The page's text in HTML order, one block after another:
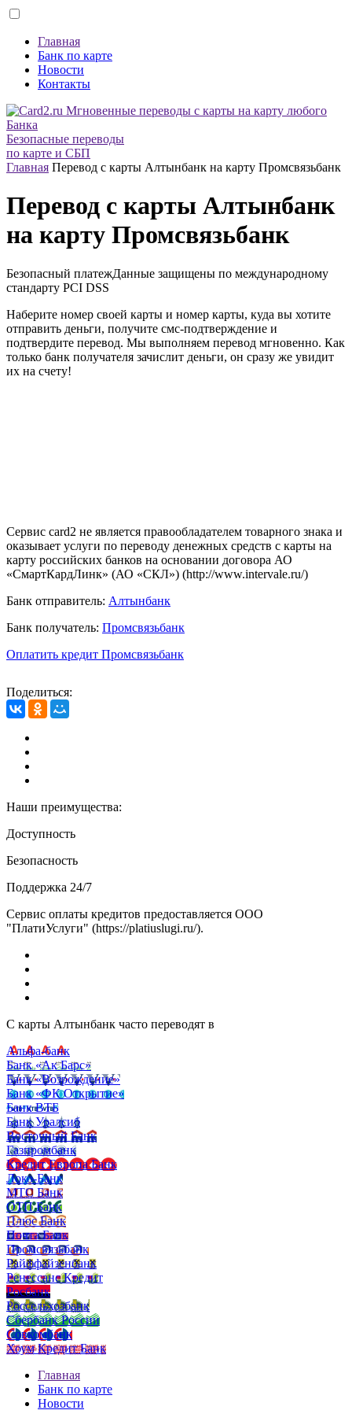
Главная
Банк по карте
Новости
Контакты
Безопасные переводы
по карте и СБП
Главная Перевод с карты Алтынбанк на карту Промсвязьбанк
Перевод с карты Алтынбанк
на карту Промсвязьбанк
Безопасный платежДанные защищены по международному
стандарту PCI DSS
Наберите номер своей карты и номер карты, куда вы хотите
отправить деньги, получите смс-подтверждение и
подтвердите перевод. Мы выполняем перевод мгновенно. Как
только банк получателя зачислит деньги, он сразу же увидит
их на счету!
Сервис card2 не является правообладателем товарного знака и
оказывает услуги по переводу денежных средств с карты на
карту российских банков на основании договора АО
«СмартКардЛинк» (АО «СКЛ») (http://www.intervale.ru/)
Банк отправитель: Алтынбанк
Банк получатель: Промсвязьбанк
Оплатить кредит Промсвязьбанк
Поделиться:
Наши преимущества:
Доступность
Безопасность
Поддержка 24/7
Сервис оплаты кредитов предоставляется ООО
"ПлатиУслуги" (https://platiuslugi.ru/).
С карты Алтынбанк часто переводят в
Альфа-банк
Банк «Ак Барс»
Банк «Возрождение»
Банк «ФК Открытие»
Банк ВТБ
Банк Уралсиб
Восточный Банк
Газпромбанк
Кредит Европа Банк
Локо-Банк
МТС Банк
ОТП Банк
Плюс Банк
Почта Банк
Промсвязьбанк
Райффайзенбанк
Ренессанс Кредит
Росбанк
Россельхозбанк
Сбербанк России
Совкомбанк
Хоум Кредит Банк
Главная
Банк по карте
Новости